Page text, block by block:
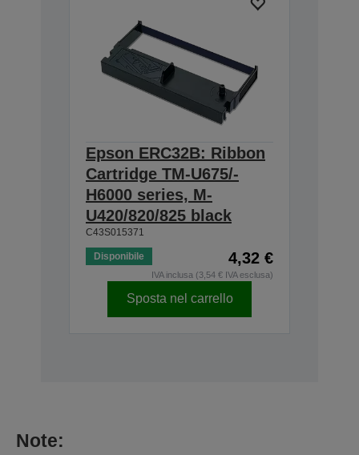
Epson ERC32B: Ribbon
Cartridge TM-U675/-
H6000 series, M-
U420/820/825 black
C43S015371
Disponibile 4,32 €
IVA inclusa (3,54 € IVA esclusa)
Sposta nel carrello
Note: